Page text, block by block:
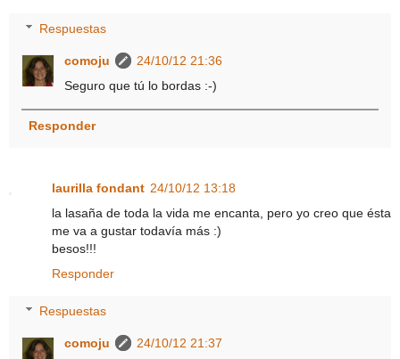
Respuestas
comoju
24/10/12 21:36
Seguro que tú lo bordas :-)
Responder
laurilla fondant 24/10/12 13:18
la lasaña de toda la vida me encanta, pero yo creo que ésta
me va a gustar todavía más :)
besos!!!
Responder
Respuestas
comoju
24/10/12 21:37